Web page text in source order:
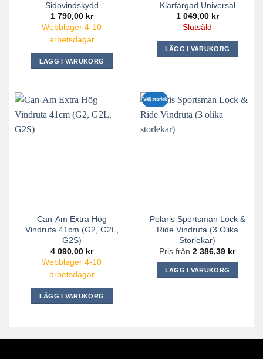
Sidovindskydd
1 790,00 kr
Webblager 4-10
arbetsdagar
LÄGG I VARUKORG
Klarfärgad Universal
1 049,00 kr
Slutsåld
LÄGG I VARUKORG
Can-Am Extra Hög
Vindruta 41cm (G2, G2L,
G2S)
4 090,00 kr
Webblager 4-10
arbetsdagar
LÄGG I VARUKORG
Välj storlek
Polaris Sportsman Lock &
Ride Vindruta (3 Olika
Storlekar)
Pris från 2 386,39 kr
LÄGG I VARUKORG